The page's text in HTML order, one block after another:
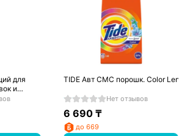
для
и
мл
TIDE Авт СМС порошк. Color Lenor
Нет отзывов
6 690 ₸
до 669